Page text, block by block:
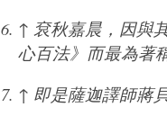
↑ 袞秋嘉晨，因與
心百法》而最為著
↑ 即是薩迦譯師蔣